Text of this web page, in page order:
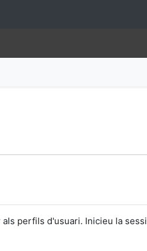
perfils d'usuari. Inicieu la